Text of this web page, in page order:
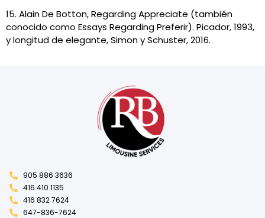
15. Alain De Botton, Regarding Appreciate (también
conocido como Essays Regarding Preferir). Picador, 1993,
y longitud de elegante, Simon y Schuster, 2016.
905 886 3636
416 410 1135
416 832 7624
647-836-7624